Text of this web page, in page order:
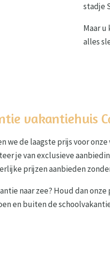
stadje
Maar
alles
vakantiehuis
we de laagste prijs voor
je van exclusieve
prijzen aanbieden
naar zee? Houd dan
en buiten de